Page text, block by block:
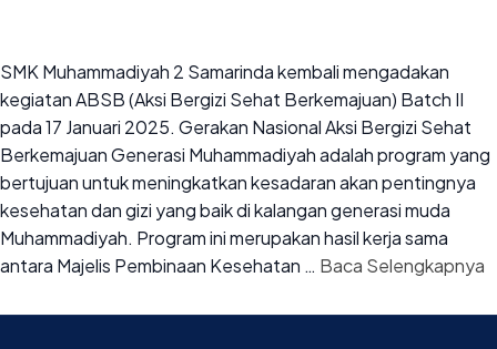
SMK Muhammadiyah 2 Samarinda kembali mengadakan
kegiatan ABSB (Aksi Bergizi Sehat Berkemajuan) Batch II
pada 17 Januari 2025. Gerakan Nasional Aksi Bergizi Sehat
Berkemajuan Generasi Muhammadiyah adalah program yang
bertujuan untuk meningkatkan kesadaran akan pentingnya
kesehatan dan gizi yang baik di kalangan generasi muda
Muhammadiyah. Program ini merupakan hasil kerja sama
antara Majelis Pembinaan Kesehatan … Baca Selengkapnya